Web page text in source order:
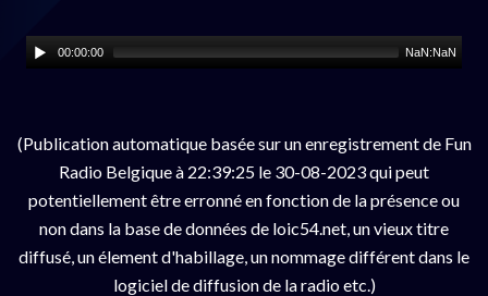
00:00:00 NaN:NaN
(Publication automatique basée sur un enregistrement de Fun
Radio Belgique à 22:39:25 le 30-08-2023 qui peut
potentiellement être erronné en fonction de la présence ou
non dans la base de données de loic54.net, un vieux titre
diffusé, un élement d'habillage, un nommage différent dans le
logiciel de diffusion de la radio etc.)